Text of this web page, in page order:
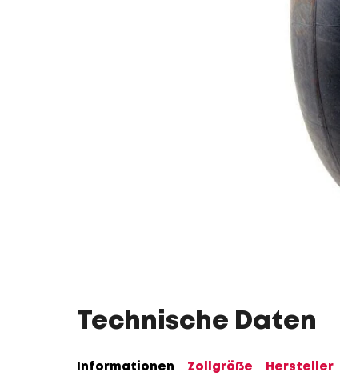
Technische Daten
Informationen Zollgröße Hersteller